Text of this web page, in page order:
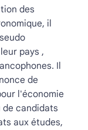
des
il
pays ,
Il
de
l'économie
de candidats
aux études,